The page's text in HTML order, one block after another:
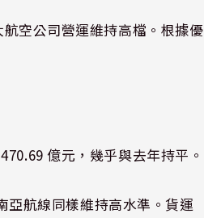
空公司營運維持高檔。根據優
億元，幾乎與去年持平。
亞航線同樣維持高水準。貨運